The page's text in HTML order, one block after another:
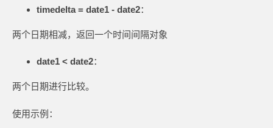
timedelta = date1 - date2：
两个日期相减，返回一个时间间隔对象
date1 < date2：
两个日期进行比较。
使用示例：